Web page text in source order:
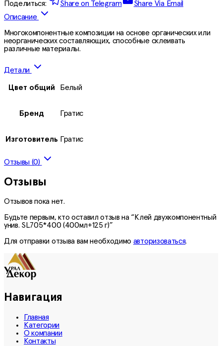
Поделиться: Share on Telegram
Share Via Email
Описание
Многокомпонентные композиции на основе органических или
неорганических составляющих, способные склеивать
различные материалы.
Детали
Цвет общий Белый
Бренд Гратис
Изготовитель Гратис
Отзывы (0)
Отзывы
Отзывов пока нет.
Будьте первым, кто оставил отзыв на “Клей двухкомпонентный
унив. SL705*400 (400мл+125 г)”
Для отправки отзыва вам необходимо авторизоваться.
Навигация
Главная
Категории
О компании
Контакты